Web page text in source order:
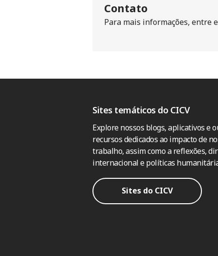
Contato
Para mais informações, entre
Sites temáticos do CICV
Explore nossos blogs, aplicativos e
recursos dedicados ao impacto de
trabalho, assim como a reflexões,
internacional e políticas
Sites do CICV